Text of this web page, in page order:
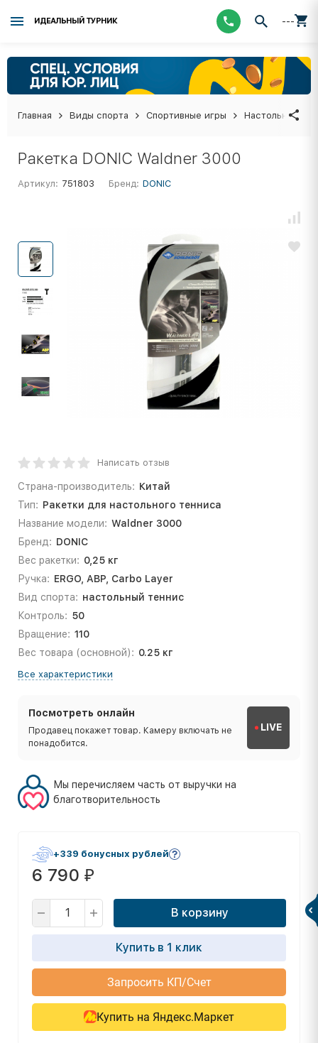
ИДЕАЛЬНЫЙ ТУРНИК ---
Главная Виды спорта Спортивные игры Настольный
Ракетка DONIC Waldner 3000
Артикул: 751803 Бренд: DONIC
Написать отзыв
Страна-производитель: Китай
Тип: Ракетки для настольного тенниса
Название модели: Waldner 3000
Бренд: DONIC
Вес ракетки: 0,25 кг
Ручка: ERGO, ABP, Carbo Layer
Вид спорта: настольный теннис
Контроль: 50
Вращение: 110
Вес товара (основной): 0.25 кг
Все характеристики
Посмотреть онлайн
Продавец покажет товар. Камеру включать не
понадобится.
LIVE
Мы перечисляем часть от выручки на
благотворительность
+339 бонусных рублей
6 790 ₽
В корзину
Купить в 1 клик
Запросить КП/Счет
Купить на Яндекс.Маркет